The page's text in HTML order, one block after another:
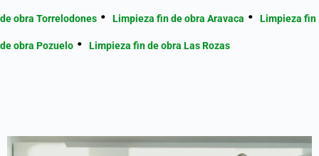
de obra Torrelodones Limpieza fin de obra Aravaca Limpieza fin
de obra Pozuelo Limpieza fin de obra Las Rozas